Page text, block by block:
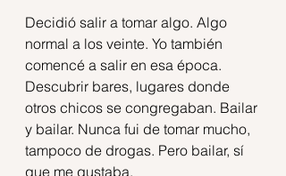
Decidió salir a tomar algo. Algo
normal a los veinte. Yo también
comencé a salir en esa época.
Descubrir bares, lugares donde
otros chicos se congregaban. Bailar
y bailar. Nunca fui de tomar mucho,
tampoco de drogas. Pero bailar, sí
que me gustaba.